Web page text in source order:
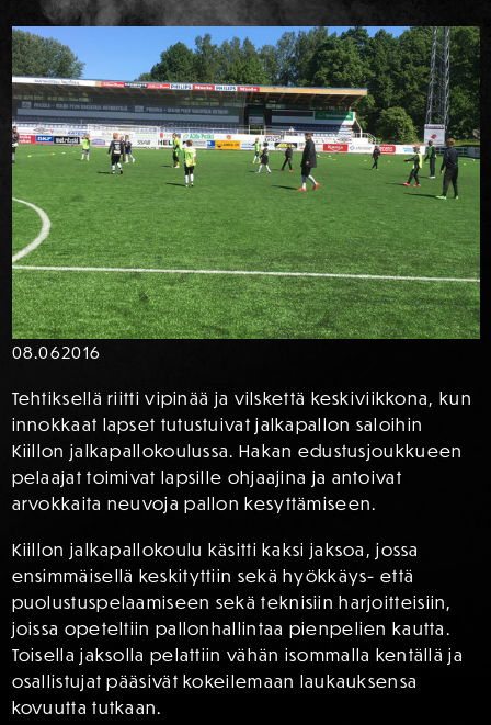
08.062016
Tehtiksellä riitti vipinää ja vilskettä keskiviikkona, kun
innokkaat lapset tutustuivat jalkapallon saloihin
Kiillon jalkapallokoulussa. Hakan edustusjoukkueen
pelaajat toimivat lapsille ohjaajina ja antoivat
arvokkaita neuvoja pallon kesyttämiseen.
Kiillon jalkapallokoulu käsitti kaksi jaksoa, jossa
ensimmäisellä keskityttiin sekä hyökkäys- että
puolustuspelaamiseen sekä teknisiin harjoitteisiin,
joissa opeteltiin pallonhallintaa pienpelien kautta.
Toisella jaksolla pelattiin vähän isommalla kentällä ja
osallistujat pääsivät kokeilemaan laukauksensa
kovuutta tutkaan.